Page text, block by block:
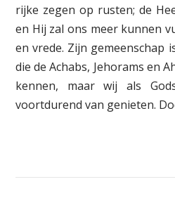
rijke zegen op rusten; de
en Hij zal ons meer kunnen
en vrede. Zijn gemeenschap
die de Achabs, Jehorams en
kennen, maar wij als
voortdurend van genieten.